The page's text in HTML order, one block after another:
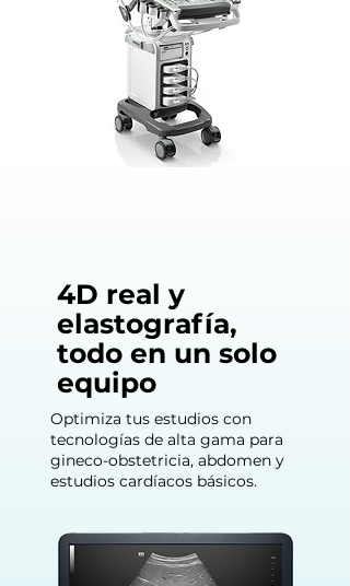
4D real y
elastografía,
todo en un solo
equipo
Optimiza tus estudios con
tecnologías de alta gama para
gineco-obstetricia, abdomen y
estudios cardíacos básicos.